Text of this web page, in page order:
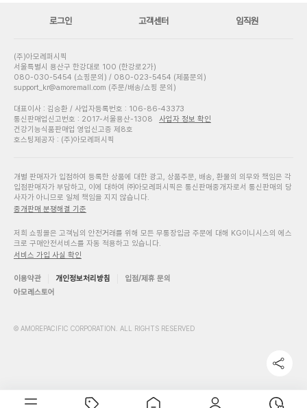
로그인 고객센터 임직원
(주)아모레퍼시픽
서울특별시 용산구 한강대로 100 (한강로2가)
080-030-5454 (쇼핑문의) / 080-023-5454 (제품문의)
support_kr@amoremall.com (주문/배송/쇼핑 문의)
대표이사 : 김승환 / 사업자등록번호 : 106-86-43373
통신판매업신고번호 : 2017-서울용산-1308
사업자 정보 확인
건강기능식품판매업 영업신고증 제8호
호스팅제공자 : (주)아모레퍼시픽
개별 판매자가 입점하여 등록한 상품에 대한 광고, 상품주문, 배송, 환불의 의무와 책임은 각
입점판매자가 부담하고, 이에 대하여 ㈜아모레퍼시픽은 통신판매중개자로서 통신판매의 당
사자가 아니므로 일체 책임을 지지 않습니다.
중개판매 분쟁해결 기준
저희 쇼핑몰은 고객님의 안전거래를 위해 모든 무통장입금 주문에 대해 KG이니시스의 에스
크로 구매안전서비스를 자동 적용하고 있습니다.
서비스 가입 사실 확인
이용약관 개인정보처리방침
입점/제휴 문의
아모레스토어
© AMOREPACIFIC CORPORATION. ALL RIGHTS RESERVED